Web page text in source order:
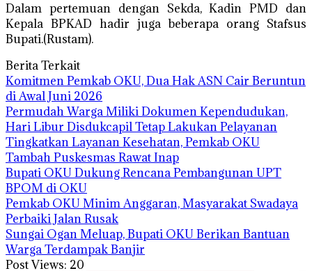
Dalam pertemuan dengan Sekda, Kadin PMD dan
Kepala BPKAD hadir juga beberapa orang Stafsus
Bupati.(Rustam).
Berita Terkait
Komitmen Pemkab OKU, Dua Hak ASN Cair Beruntun
di Awal Juni 2026
Permudah Warga Miliki Dokumen Kependudukan,
Hari Libur Disdukcapil Tetap Lakukan Pelayanan
Tingkatkan Layanan Kesehatan, Pemkab OKU
Tambah Puskesmas Rawat Inap
Bupati OKU Dukung Rencana Pembangunan UPT
BPOM di OKU
Pemkab OKU Minim Anggaran, Masyarakat Swadaya
Perbaiki Jalan Rusak
Sungai Ogan Meluap, Bupati OKU Berikan Bantuan
Warga Terdampak Banjir
Post Views: 20